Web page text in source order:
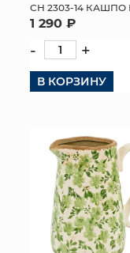
СН 2303-14 КАШПО
1 290 ₽
- +
В КОРЗИНУ